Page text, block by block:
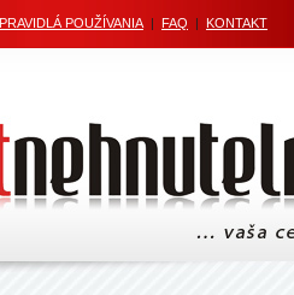
PRAVIDLÁ POUŽÍVANIA | FAQ | KONTAKT